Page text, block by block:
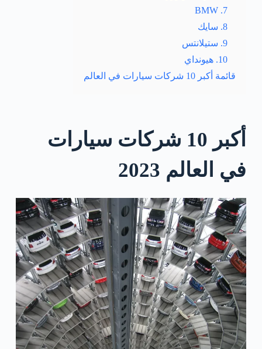
7. BMW
8. سايك
9. ستيلانتس
10. هيونداي
قائمة أكبر 10 شركات سيارات في العالم
أكبر 10 شركات سيارات
في العالم 2023